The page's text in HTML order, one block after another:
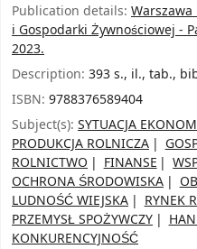
Publication details: Warszawa
i Gospodarki Żywnościowej -
2023.
Description: 393 s., il., tab.,
ISBN: 9788376589404
Subject(s): SYTUACJA
PRODUKCJA ROLNICZA
ROLNICTWO
FINANSE
OCHRONA ŚRODOWISKA
LUDNOŚĆ WIEJSKA
RYNEK
PRZEMYSŁ SPOŻYWCZY
KONKURENCYJNOŚĆ